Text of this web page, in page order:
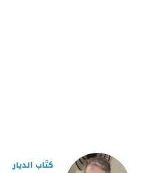
كتّاب الديار